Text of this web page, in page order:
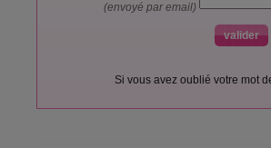
(envoyé par email)
Si vous avez oublié votre mot